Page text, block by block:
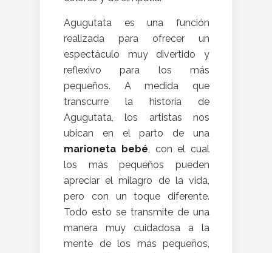
Agugutata es una función
realizada para ofrecer un
espectáculo muy divertido y
reflexivo para los más
pequeños. A medida que
transcurre la historia de
Agugutata, los artistas nos
ubican en el parto de una
marioneta bebé, con el cual
los más pequeños pueden
apreciar el milagro de la vida,
pero con un toque diferente.
Todo esto se transmite de una
manera muy cuidadosa a la
mente de los más pequeños,